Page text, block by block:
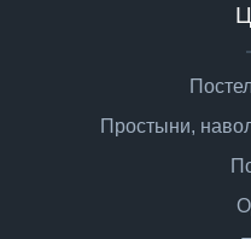
Простыни,